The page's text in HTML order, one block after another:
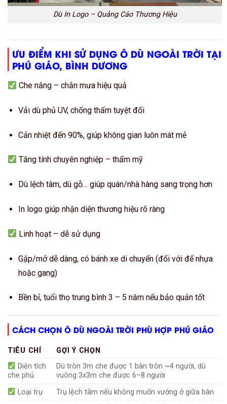
Dù In Logo – Quảng Cáo Thương Hiệu
ƯU ĐIỂM KHI SỬ DỤNG Ô DÙ NGOÀI TRỜI TẠI
PHÚ GIÁO, BÌNH DƯƠNG
Che nắng – chắn mưa hiệu quả
Vải dù phủ UV, chống thấm tuyệt đối
Cản nhiệt đến 90%, giúp không gian luôn mát mẻ
Tăng tính chuyên nghiệp – thẩm mỹ
Dù lệch tâm, dù gỗ… giúp quán/nhà hàng sang trọng hơn
In logo giúp nhận diện thương hiệu rõ ràng
Linh hoạt – dễ sử dụng
Gập/mở dễ dàng, có bánh xe di chuyển (đối với đế nhựa
hoặc gang)
Bền bỉ, tuổi thọ trung bình 3 – 5 năm nếu bảo quản tốt
CÁCH CHỌN Ô DÙ NGOÀI TRỜI PHÙ HỢP PHÚ GIÁO
TIÊU CHÍ
GỢI Ý CHỌN
Diện tích
che phủ
Dù tròn 3m che được 1 bàn tròn ~4 người, dù
vuông 3x3m che được 6–8 người
Loại trụ
Trụ lệch tâm nếu không muốn vướng ở giữa bàn